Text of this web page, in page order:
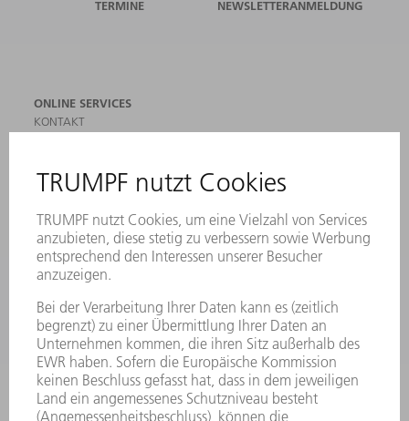
TERMINE
NEWSLETTERANMELDUNG
ONLINE SERVICES
KONTAKT
VERANSTALTUNGEN UND TERMINE
NEWSLETTER-ANMELDUNG
MYTRUMPF
SICHERHEITSDATENBLÄTTER
PRODUKTE
MASCHINEN & SYSTEME
LEISTUNGSELEKTRONIK
ELEKTROWERKZEUGE
SMART FACTORY
SOFTWARE
SERVICES
ANWENDUNGEN
BRANCHEN